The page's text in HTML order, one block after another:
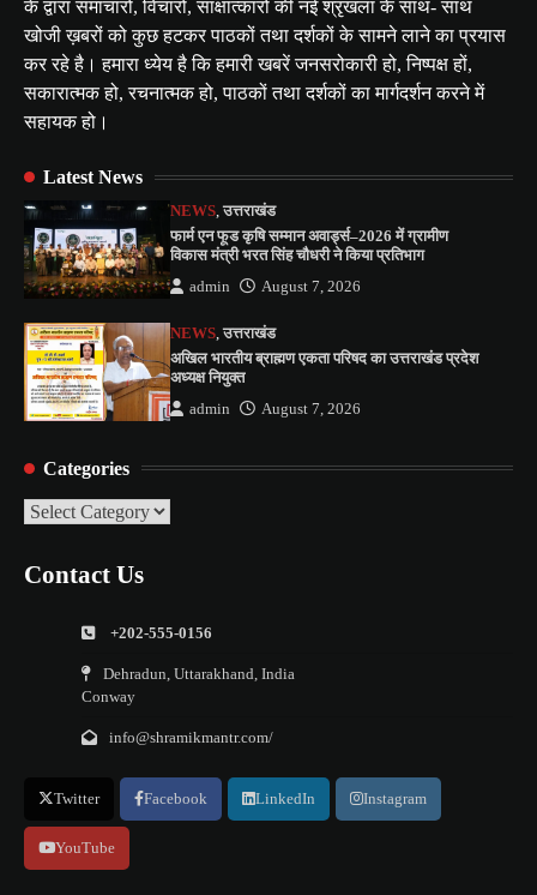
के द्वारा समाचारों, विचारों, साक्षात्कारों की नई श्रृंखला के साथ- साथ
खोजी ख़बरों को कुछ हटकर पाठकों तथा दर्शकों के सामने लाने का प्रयास
कर रहे है। हमारा ध्येय है कि हमारी खबरें जनसरोकारी हो, निष्पक्ष हों,
सकारात्मक हो, रचनात्मक हो, पाठकों तथा दर्शकों का मार्गदर्शन करने में
सहायक हो।
Latest News
NEWS,उत्तराखंड
फार्म एन फूड कृषि सम्मान अवार्ड्स–2026 में ग्रामीण
विकास मंत्री भरत सिंह चौधरी ने किया प्रतिभाग
admin August 7, 2026
NEWS ,उत्तराखंड
अखिल भारतीय ब्राह्मण एकता परिषद का उत्तराखंड प्रदेश
अध्यक्ष नियुक्त
admin August 7, 2026
Categories
Categories
Contact Us
+202-555-0156
Dehradun, Uttarakhand, India
Conway
info@shramikmantr.com/
Twitter Facebook LinkedIn Instagram
YouTube